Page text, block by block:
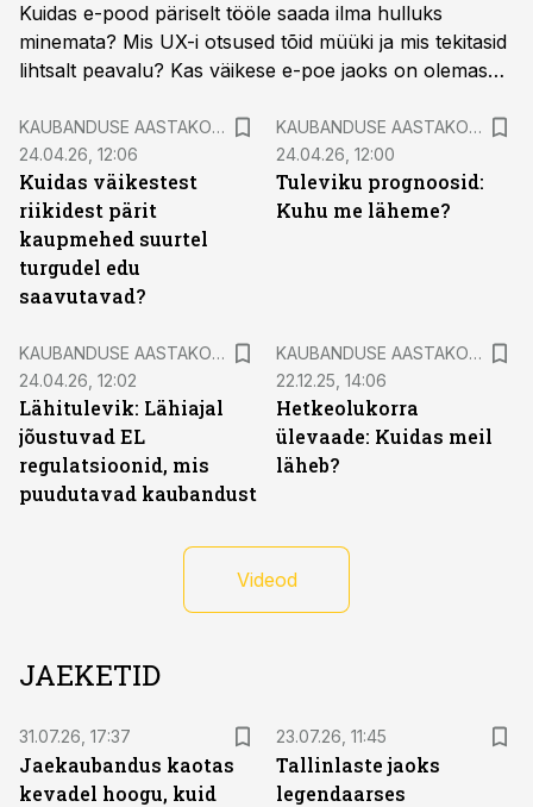
Kuidas e-pood päriselt tööle saada ilma hulluks
minemata? Mis UX-i otsused tõid müüki ja mis tekitasid
lihtsalt peavalu? Kas väikese e-poe jaoks on olemas
Signe Õunapuu, VegePure asutaja ja juht
KAUBANDUSE AASTAKONGRESS 2025
24.04.26, 12:06
Kuidas väikestest
riikidest pärit
kaupmehed suurtel
turgudel edu
saavutavad?
KAUBANDUSE AASTAKONGRESS 2025
24.04.26, 12:00
Tuleviku prognoosid:
Kuhu me läheme?
KAUBANDUSE AASTAKONGRESS 2025
24.04.26, 12:02
Lähitulevik: Lähiajal
jõustuvad EL
regulatsioonid, mis
puudutavad kaubandust
KAUBANDUSE AASTAKONGRESS 2025
22.12.25, 14:06
Hetkeolukorra
ülevaade: Kuidas meil
läheb?
Videod
JAEKETID
31.07.26, 17:37
Jaekaubandus kaotas
kevadel hoogu, kuid
23.07.26, 11:45
Tallinlaste jaoks
legendaarses